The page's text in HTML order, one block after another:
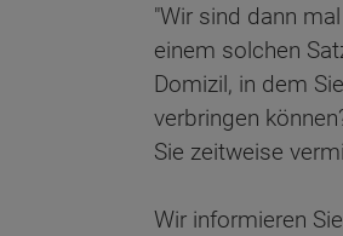
"Wir sind dann
einem solchen
Domizil, in dem
verbringen
Sie zeitweise
Wir informieren